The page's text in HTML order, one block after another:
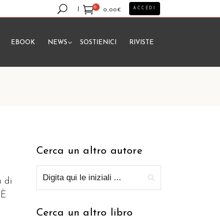
0
0,00€
prodotto nel carrello.
ACCEDI
EBOOK NEWS SOSTIENICI RIVISTE
di
Cerca un altro autore
Cerca un altro libro